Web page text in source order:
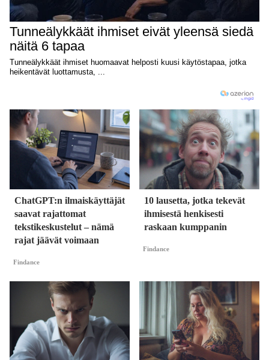
ChatGPT:n ilmaiskäyttäjät
saavat rajattomat
tekstikeskustelut – nämä
rajat jäävät voimaan
Findance
10 lausetta, jotka tekevät
ihmisestä henkisesti
raskaan kumppanin
Findance